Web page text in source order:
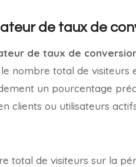
de taux de
de taux de
nombre total de visiteurs
un pourcentage
clients ou utilisateurs
total de visiteurs sur la